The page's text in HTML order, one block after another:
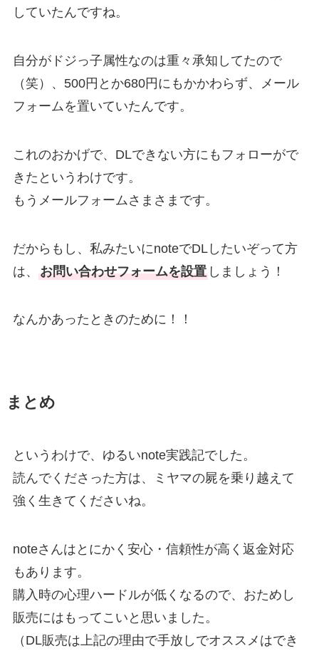
していたんですね。
自分がドジっ子属性なのは重々承知してたので
（笑）、500円とか680円にもかかわらず、メール
フォームを置いていたんです。
これのおかげで、DLできない方にもフォローがで
きたというわけです。
もうメールフォームさまさまです。
だからもし、私みたいにnoteでDLしたいぞって方
は、 お問い合わせフォームを設置しましょう！
なんかあったときのために！！
まとめ
というわけで、ゆるいnote実践記でした。
読んでくださった方は、ミヤマの屍を乗り越えて
強く生きてくださいね。
noteさんはとにかく安心・信頼性が高く返金対応
もあります。
購入時の心理ハードルが低くなるので、おためし
販売にはもってこいと思いました。
（DL販売は上記の理由で手放しでオススメはでき